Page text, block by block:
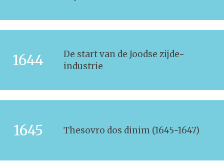
1644
De start van de Joodse zijde-
industrie
1645 Thesovro dos dinim (1645-1647)